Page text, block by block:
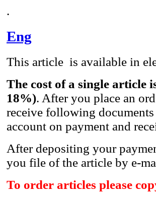
.
Eng
This article is available in
The cost of a single article
18%). After you place an
receive following
account on payment and
After depositing your
you file of the article by e-
To order articles please